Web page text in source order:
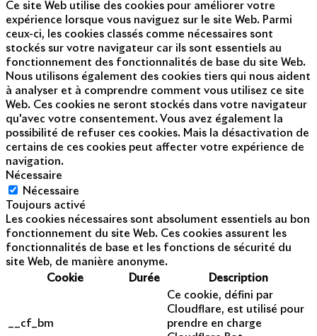
Ce site Web utilise des cookies pour améliorer votre
expérience lorsque vous naviguez sur le site Web. Parmi
ceux-ci, les cookies classés comme nécessaires sont
stockés sur votre navigateur car ils sont essentiels au
fonctionnement des fonctionnalités de base du site Web.
Nous utilisons également des cookies tiers qui nous aident
à analyser et à comprendre comment vous utilisez ce site
Web. Ces cookies ne seront stockés dans votre navigateur
qu'avec votre consentement. Vous avez également la
possibilité de refuser ces cookies. Mais la désactivation de
certains de ces cookies peut affecter votre expérience de
navigation.
Nécessaire
Nécessaire
Toujours activé
Les cookies nécessaires sont absolument essentiels au bon
fonctionnement du site Web. Ces cookies assurent les
fonctionnalités de base et les fonctions de sécurité du
site Web, de manière anonyme.
Cookie
Durée Description
__cf_bm
Ce cookie, défini par
Cloudflare, est utilisé pour
prendre en charge